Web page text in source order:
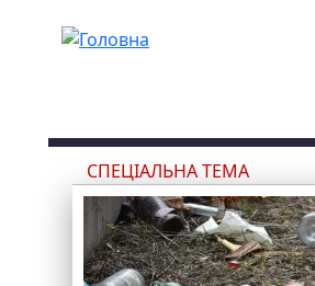
СПЕЦІАЛЬНА ТЕМА